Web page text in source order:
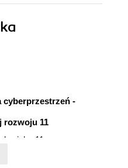
cyberprzestrzeń -
rozwoju 11
11
12